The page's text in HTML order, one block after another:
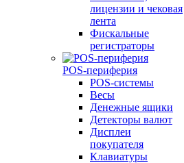
лицензии и чековая
лента
Фискальные
регистраторы
POS-периферия
POS-системы
Весы
Денежные ящики
Детекторы валют
Дисплеи
покупателя
Клавиатуры